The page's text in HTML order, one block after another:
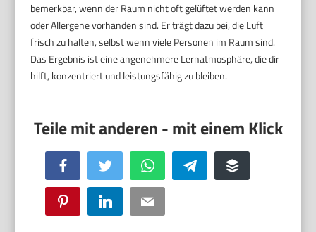
bemerkbar, wenn der Raum nicht oft gelüftet werden kann
oder Allergene vorhanden sind. Er trägt dazu bei, die Luft
frisch zu halten, selbst wenn viele Personen im Raum sind.
Das Ergebnis ist eine angenehmere Lernatmosphäre, die dir
hilft, konzentriert und leistungsfähig zu bleiben.
Facebook Twitter WhatsApp Telegram Buffer
Pinterest LinkedIn Email